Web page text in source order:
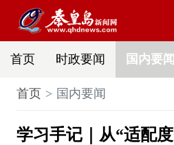
首页 时政要闻 国内要闻
首页 国内要闻
学习手记｜从“适配